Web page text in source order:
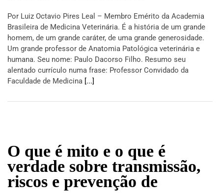
Por Luiz Octavio Pires Leal – Membro Emérito da Academia
Brasileira de Medicina Veterinária. É a história de um grande
homem, de um grande caráter, de uma grande generosidade.
Um grande professor de Anatomia Patológica veterinária e
humana. Seu nome: Paulo Dacorso Filho. Resumo seu
alentado currículo numa frase: Professor Convidado da
Faculdade de Medicina [...]
O que é mito e o que é
verdade sobre transmissão,
riscos e prevenção de